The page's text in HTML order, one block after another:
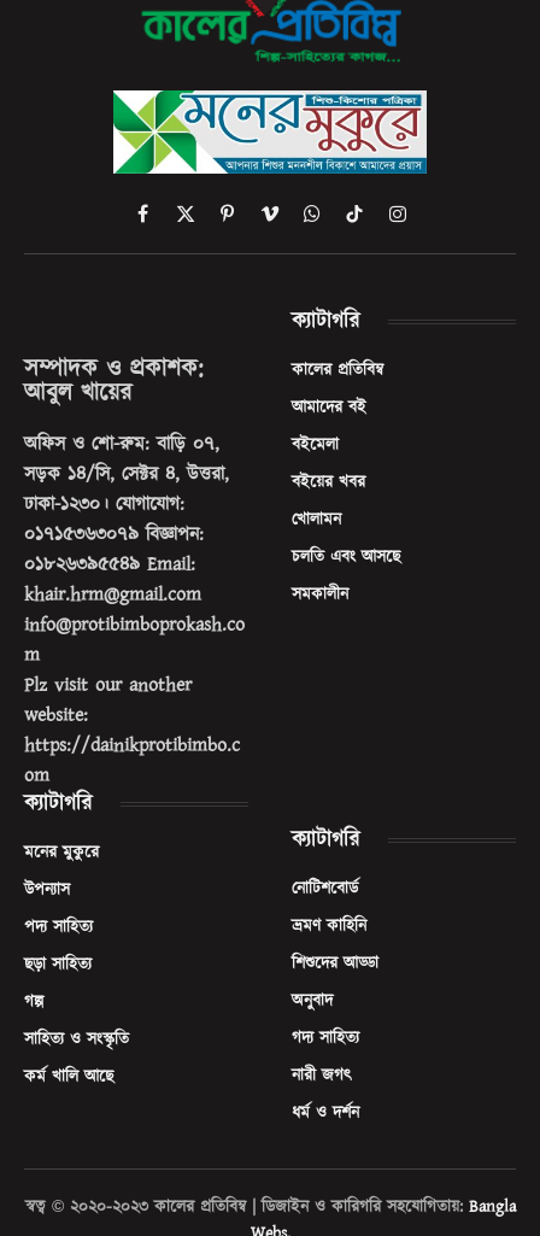
Facebook
X
(Twitter)
PinterestVimeoWhatsAppTikTokInstagram
সম্পাদক ও প্রকাশক:
আবুল খায়ের
অফিস ও শো-রুম: বাড়ি ০৭,
সড়ক ১৪/সি, সেক্টর ৪, উত্তরা,
ঢাকা-১২৩০। যোগাযোগ:
০১৭১৫৩৬৩০৭৯ বিজ্ঞাপন:
০১৮২৬৩৯৫৫৪৯ Email:
khair.hrm@gmail.com
info@protibimboprokash.co
m
Plz visit our another
website:
https://dainikprotibimbo.c
om
ক্যাটাগরি
কালের প্রতিবিম্ব
আমাদের বই
বইমেলা
বইয়ের খবর
খোলামন
চলতি এবং আসছে
সমকালীন
ক্যাটাগরি
মনের মুকুরে
উপন্যাস
পদ্য সাহিত্য
ছড়া সাহিত্য
গল্প
সাহিত্য ও সংস্কৃতি
কর্ম খালি আছে
ক্যাটাগরি
নোটিশবোর্ড
ভ্রমণ কাহিনি
শিশুদের আড্ডা
অনুবাদ
গদ্য সাহিত্য
নারী জগৎ
ধর্ম ও দর্শন
স্বত্ব © ২০২০-২০২৩ কালের প্রতিবিম্ব | ডিজাইন ও কারিগরি সহযোগিতায়: Bangla